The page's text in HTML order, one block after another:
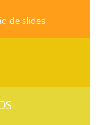
de slides